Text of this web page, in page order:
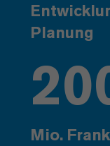
Planung
Mio.